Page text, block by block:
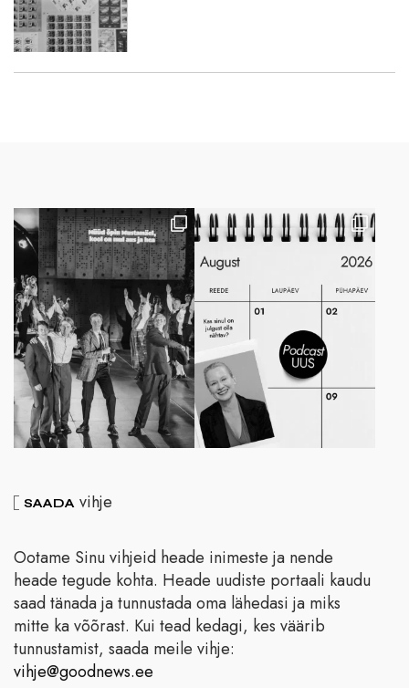
SAADA vihje
Ootame Sinu vihjeid heade inimeste ja nende
heade tegude kohta. Heade uudiste portaali kaudu
saad tänada ja tunnustada oma lähedasi ja miks
mitte ka võõrast. Kui tead kedagi, kes väärib
tunnustamist, saada meile vihje:
vihje@goodnews.ee